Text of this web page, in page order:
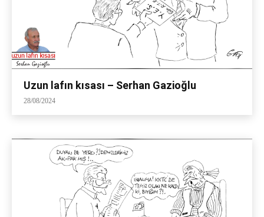
Uzun lafın kısası – Serhan Gazioğlu
28/08/2024